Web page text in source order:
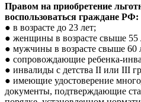
Правом на приобретение
воспользоваться граждане РФ:
● в возрасте до 23 лет;
● женщины в возрасте свыше 55
● мужчины в возрасте свыше 60
● сопровождающие ребенка-
● инвалиды с детства II или III
● имеющие удостоверение
документы, подтверждающие